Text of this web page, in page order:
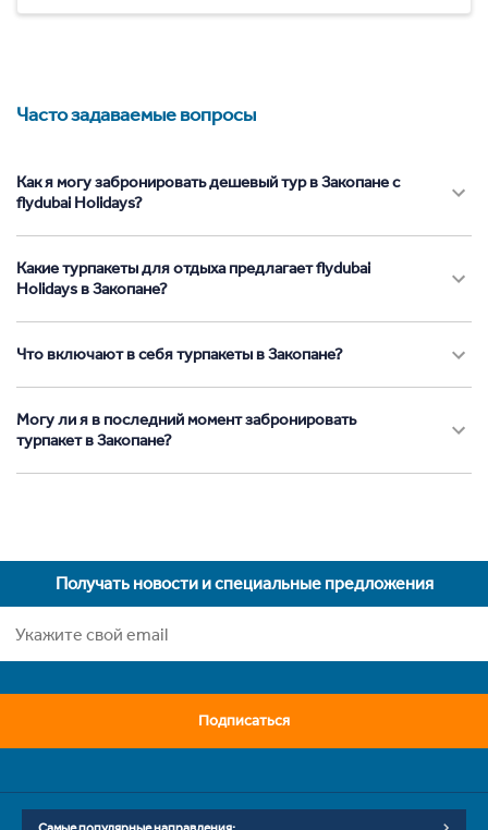
Часто задаваемые вопросы
Как я могу забронировать дешевый тур в Закопане с
flydubai Holidays?
Какие турпакеты для отдыха предлагает flydubai
Holidays в Закопане?
Что включают в себя турпакеты в Закопане?
Могу ли я в последний момент забронировать
турпакет в Закопане?
Получать новости и специальные предложения
Подписаться